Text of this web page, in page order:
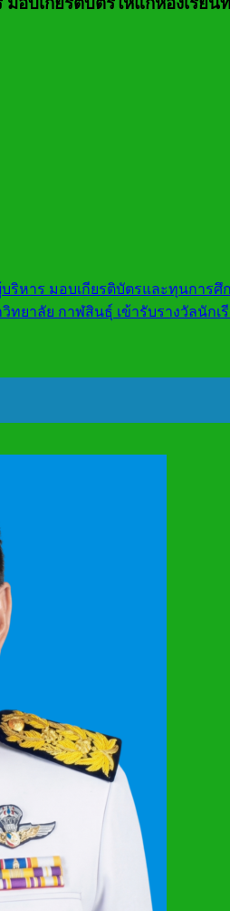
หาร มอบเกียรติบัตรและทุนการ
ทยาลัย กาฬสินธุ์ เข้ารับรางวัลนั